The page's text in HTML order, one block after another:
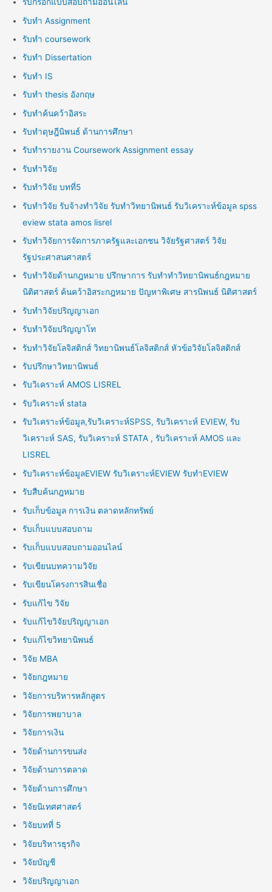
รับทำ Assignment
รับทำ coursework
รับทำ Dissertation
รับทำ IS
รับทำ thesis อังกฤษ
รับทำค้นคว้าอิสระ
รับทำดุษฎีนิพนธ์ ด้านการศึกษา
รับทำรายงาน Coursework Assignment essay
รับทำวิจัย
รับทำวิจัย บทที่5
รับทำวิจัย รับจ้างทำวิจัย รับทำวิทยานิพนธ์ รับวิเคราะห์ข้อมูล spss
eview stata amos lisrel
รับทำวิจัยการจัดการภาครัฐและเอกชน วิจัยรัฐศาสตร์ วิจัย
รัฐประศาสนศาสตร์
รับทำวิจัยด้านกฎหมาย ปรึกษาการ รับทำทำวิทยานิพนธ์กฎหมาย
นิติศาสตร์ ค้นคว้าอิสระกฎหมาย ปัญหาพิเศษ สารนิพนธ์ นิติศาสตร์
รับทำวิจัยปริญญาเอก
รับทำวิจัยปริญญาโท
รับทำวิจัยโลจิสติกส์ วิทยานิพนธ์โลจิสติกส์ หัวข้อวิจัยโลจิสติกส์
รับปรึกษาวิทยานิพนธ์
รับวิเคราะห์ AMOS LISREL
รับวิเคราะห์ stata
รับวิเคราะห์ข้อมูล,รับวิเคราะห์SPSS, รับวิเคราะห์ EVIEW, รับ
วิเคราะห์ SAS, รับวิเคราะห์ STATA , รับวิเคราะห์ AMOS และ
LISREL
รับวิเคราะห์ข้อมูลEVIEW รับวิเคราะห์EVIEW รับทำEVIEW
รับสืบค้นกฎหมาย
รับเก็บข้อมูล การเงิน ตลาดหลักทรัพย์
รับเก็บแบบสอบถาม
รับเก็บแบบสอบถามออนไลน์
รับเขียนบทความวิจัย
รับเขียนโครงการสินเชื่อ
รับแก้ไข วิจัย
รับแก้ไขวิจัยปริญญาเอก
รับแก้ไขวิทยานิพนธ์
วิจัย MBA
วิจัยกฎหมาย
วิจัยการบริหารหลักสูตร
วิจัยการพยาบาล
วิจัยการเงิน
วิจัยด้านการขนส่ง
วิจัยด้านการตลาด
วิจัยด้านการศึกษา
วิจัยนิเทศศาสตร์
วิจัยบทที่ 5
วิจัยบริหารธุรกิจ
วิจัยบัญชี
วิจัยปริญญาเอก